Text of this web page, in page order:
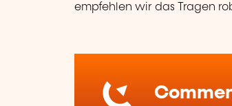
empfehlen wir das Tragen